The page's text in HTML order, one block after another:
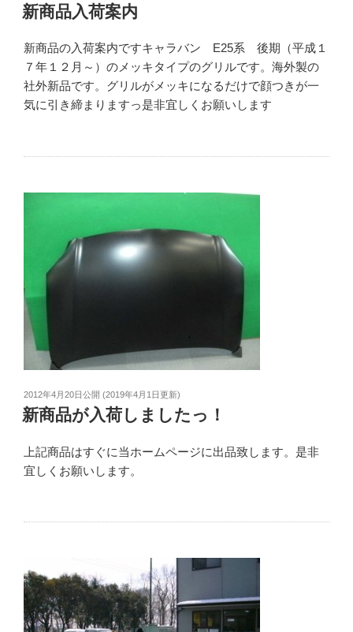
新商品入荷案内
新商品の入荷案内ですキャラバン E25系 後期（平成１
７年１２月～）のメッキタイプのグリルです。海外製の
社外新品です。グリルがメッキになるだけで顔つきが一
気に引き締まりますっ是非宜しくお願いします
2012年4月20日公開 (2019年4月1日更新)
新商品が入荷しましたっ！
上記商品はすぐに当ホームページに出品致します。是非
宜しくお願いします。